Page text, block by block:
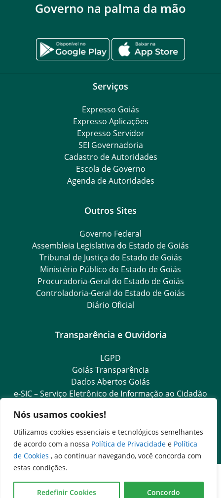
Nós usamos cookies!
Utilizamos cookies essenciais e tecnológicos semelhantes
de acordo com a nossa Política de Privacidade e Política
de Cookies , ao continuar navegando, você concorda com
estas condições.
Redefinir Cookies Concordo
Governo na palma da mão
Serviços
Expresso Goiás
Expresso Aplicações
Expresso Servidor
SEI Governadoria
Cadastro de Autoridades
Escola de Governo
Agenda de Autoridades
Outros Sites
Governo Federal
Assembleia Legislativa do Estado de Goiás
Tribunal de Justiça do Estado de Goiás
Ministério Público do Estado de Goiás
Procuradoria-Geral do Estado de Goiás
Controladoria-Geral do Estado de Goiás
Diário Oficial
Transparência e Ouvidoria
LGPD
Goiás Transparência
Dados Abertos Goiás
e-SIC – Serviço Eletrônico de Informação ao Cidadão
Ouvidoria Setorial (Expresso)
Ouvidoria Setorial (Presencial)
Conselho Nacional de Comandantes-Gerais PM